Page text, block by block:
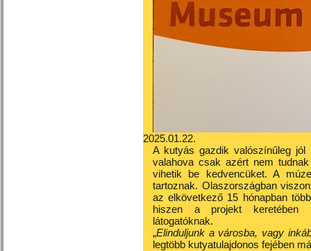
2025.01.22.
A kutyás gazdik valószínűleg jól
valahova csak azért nem
vihetik be kedvencüket. A
tartoznak. Olaszországban
az elkövetkező 15 hónapban
hiszen a projekt keretében
látogatóknak.
„Elinduljunk a városba, vagy
legtöbb kutyatulajdonos fejében